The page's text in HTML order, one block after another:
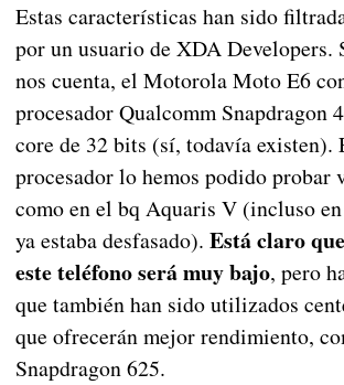
Estas características han sido
por un usuario de XDA Developers.
nos cuenta, el Motorola Moto E6
procesador Qualcomm Snapdragon
core de 32 bits (sí, todavía existen).
procesador lo hemos podido probar
como en el bq Aquaris V (incluso
ya estaba desfasado). Está claro
este teléfono será muy bajo, pero
que también han sido utilizados
que ofrecerán mejor rendimiento,
Snapdragon 625.